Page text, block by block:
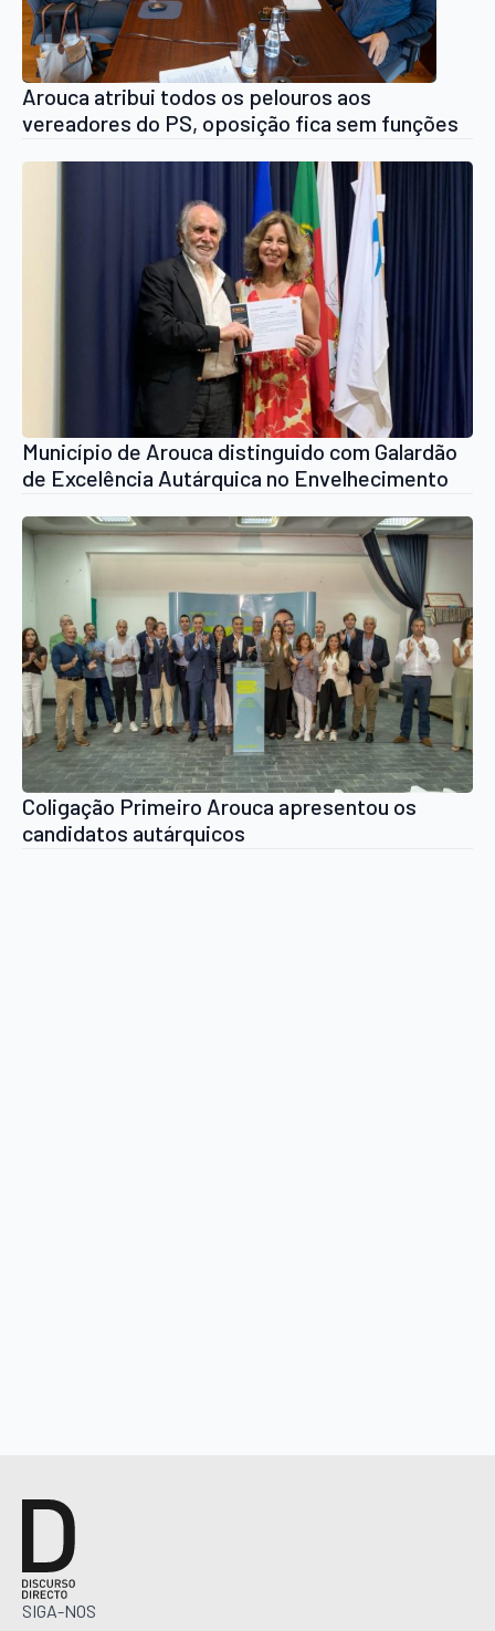
Arouca atribui todos os pelouros aos
vereadores do PS, oposição fica sem funções
Município de Arouca distinguido com Galardão
de Excelência Autárquica no Envelhecimento
Coligação Primeiro Arouca apresentou os
candidatos autárquicos
SIGA-NOS